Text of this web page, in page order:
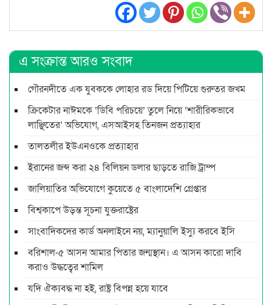
এ সংক্রান্ত আরও সংবাদ
গৌরনদীতে এক যুবককে লোহার রড দিয়ে পিটিয়ে গুরুতর জখম
ক্রিকেটার নাঈমকে ‘ডিবি পরিচয়ে’ তুলে নিয়ে ‘শারীরিকভাবে
লাঞ্ছিতের’ অভিযোগ, এসআইসহ তিনজন প্রত্যাহার
তালতলীর ইউএনওকে প্রত্যাহার
ইরানের জব্দ করা ২৪ বিলিয়ন ডলার ছাড়তে রাজি ট্রাম্প
জালিয়াতির অভিযোগে কুয়েতে ৫ বাংলাদেশি গ্রেপ্তার
বিশ্বকাপে উড়ন্ত সূচনা যুক্তরাষ্ট্রের
সাংবাদিকদের কার্ড অনলাইনে নয়, ম্যানুয়ালি ইস্যু করবে ইসি
বরিশাল-৫ আসন আমার পিতার জন্মস্থান। এ আসন কারো দাবি
করাও উদ্ধত্বের শামিল
যদি ঐক্যবদ্ধ না হই, রাষ্ট্র বিপন্ন হয়ে যাবে